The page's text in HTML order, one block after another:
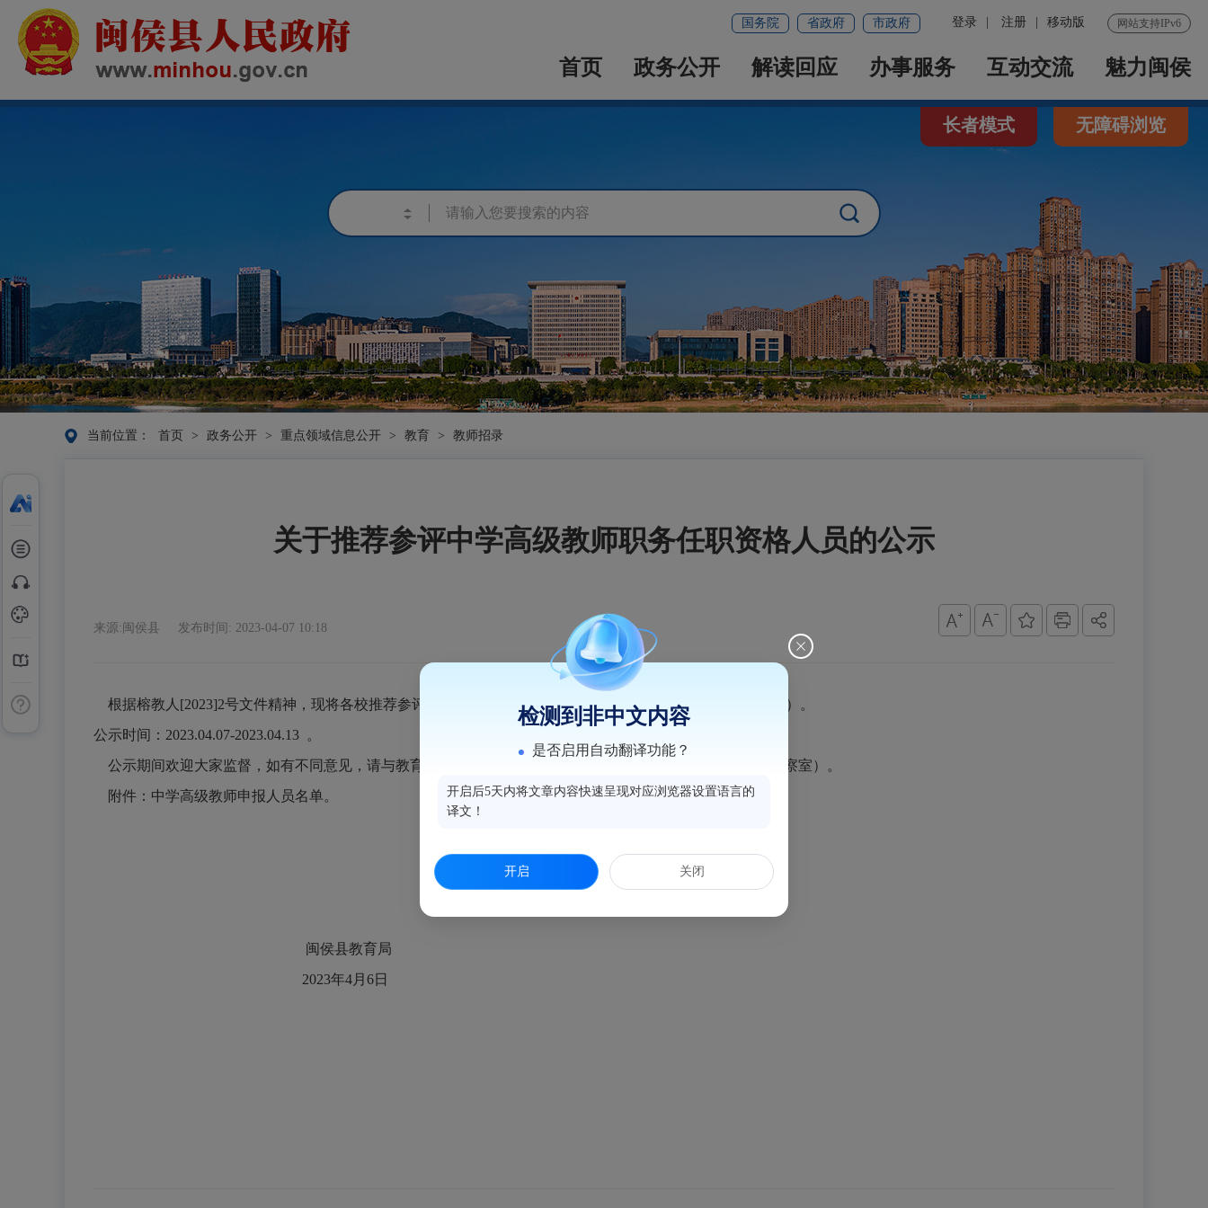
网站支持IPv6
登录 注册 移动版
国务院 省政府 市政府
首页 政务公开 解读回应 办事服务 互动交流 魅力闽侯
长者模式 无障碍浏览
当前位置： 首页 > 政务公开 > 重点领域信息公开 > 教育 > 教师招录
关于推荐参评中学高级教师职务任职资格人员的公示
来源:闽侯县 发布时间: 2023-04-07 10:18
根据榕教人 [2023]2号文件精神，现将各校推荐参评
高级教师职务任职资格人员名单公示如下（详见附件）。
公示时间： 2023.04.07-2023.04.13 。
公示期间欢迎大家监督，如有不同意见，请与教育局联系，联系电话：
22067323（职改办），22067567（监察室）。
附件： 中学高级教师申报人员名单。
闽侯县教育局
2023年4月 6日
检测到非中文内容
是否启用自动翻译功能？
开启后5天内将文章内容快速呈现对应浏览器设置语言的
译文！
开启 关闭